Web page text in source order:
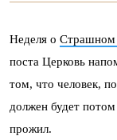
Неделя о Страшном
поста Церковь
том, что человек,
должен будет
прожил.